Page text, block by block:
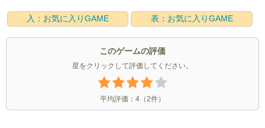
入：お気に入りGAME 表：お気に入りGAME
このゲームの評価
星をクリックして評価してください。
平均評価： 4 （2件）